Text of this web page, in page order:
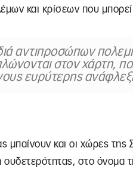
και κρίσεων που
αντιπροσώπων
στον χάρτη,
ευρύτερης
μπαίνουν και οι χώρες της
ουδετερότητας, στο όνομα